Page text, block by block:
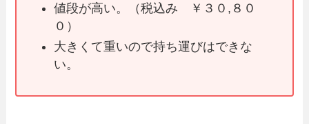
値段が高い。（税込み ￥３０,８０
０）
大きくて重いので持ち運びはできな
い。